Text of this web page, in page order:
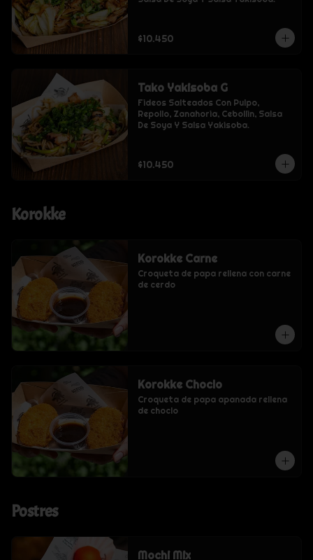
$10.450
Tako Yakisoba G
Fideos Salteados Con Pulpo,
Repollo, Zanahoria, Cebollin, Salsa
De Soya Y Salsa Yakisoba.
$10.450
Korokke
Korokke Carne
Croqueta de papa rellena con carne
de cerdo
Korokke Choclo
Croqueta de papa apanada rellena
de choclo
Postres
Mochi Mix